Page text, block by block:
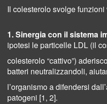
Il colesterolo svolge
1. Sinergia con il sistema
ipotesi le particelle LDL (il
colesterolo “cattivo”)
batteri neutralizzandoli,
l’organismo a difendersi
patogeni [1, 2].